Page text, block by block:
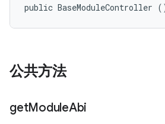
public BaseModuleController
公共方法
getModuleAbi